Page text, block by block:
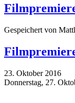
Gespeichert von
23. Oktober 2016
Donnerstag, 27.